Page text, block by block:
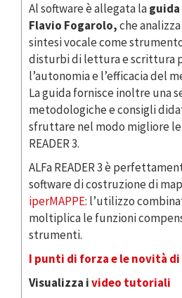
Al software è allegata la
Flavio Fogarolo,che
sintesi vocale come
disturbi di lettura e scrittura
l’autonomia e l’efficacia del
La guida fornisce inoltre una
metodologiche e consigli
sfruttare nel modo migliore
READER 3.
ALFa READER 3 è
software di costruzione di
iperMAPPE: l’utilizzo
moltiplica le funzioni
strumenti.
I punti di forza e le novità di
Visualizza ivideo tutoriali